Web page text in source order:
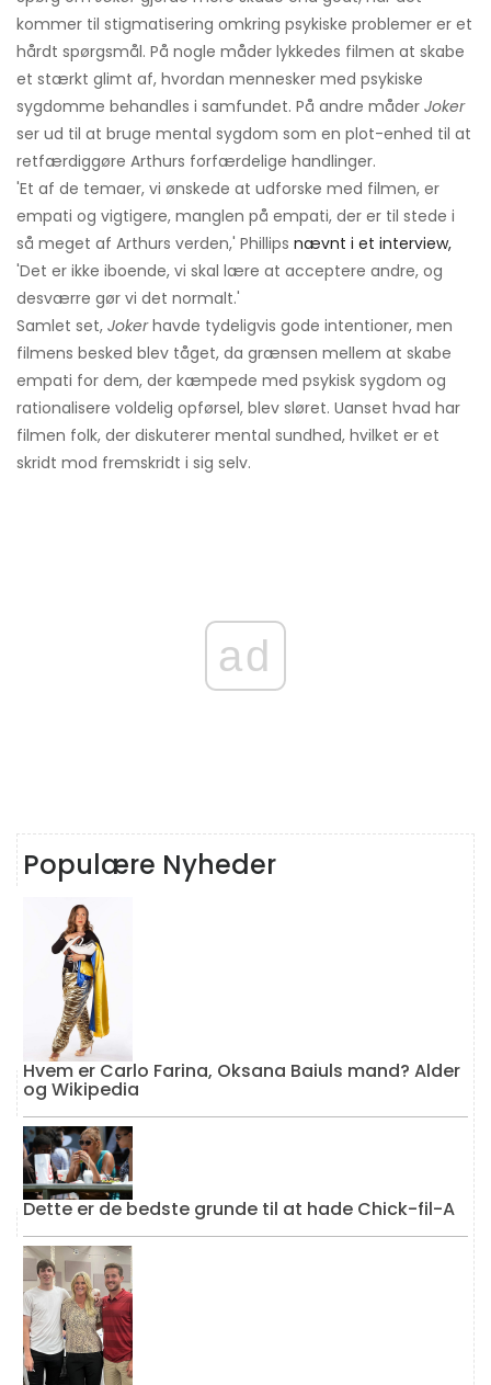
kommer til stigmatisering omkring psykiske problemer er et
hårdt spørgsmål. På nogle måder lykkedes filmen at skabe
et stærkt glimt af, hvordan mennesker med psykiske
sygdomme behandles i samfundet. På andre måder Joker
ser ud til at bruge mental sygdom som en plot-enhed til at
retfærdiggøre Arthurs forfærdelige handlinger.
'Et af de temaer, vi ønskede at udforske med filmen, er
empati og vigtigere, manglen på empati, der er til stede i
så meget af Arthurs verden,' Phillips nævnt i et interview,
'Det er ikke iboende, vi skal lære at acceptere andre, og
desværre gør vi det normalt.'
Samlet set, Jokerhavde tydeligvis gode intentioner, men
filmens besked blev tåget, da grænsen mellem at skabe
empati for dem, der kæmpede med psykisk sygdom og
rationalisere voldelig opførsel, blev sløret. Uanset hvad har
filmen folk, der diskuterer mental sundhed, hvilket er et
skridt mod fremskridt i sig selv.
ad
Populære Nyheder
Hvem er Carlo Farina, Oksana Baiuls mand? Alder
og Wikipedia
Dette er de bedste grunde til at hade Chick-fil-A